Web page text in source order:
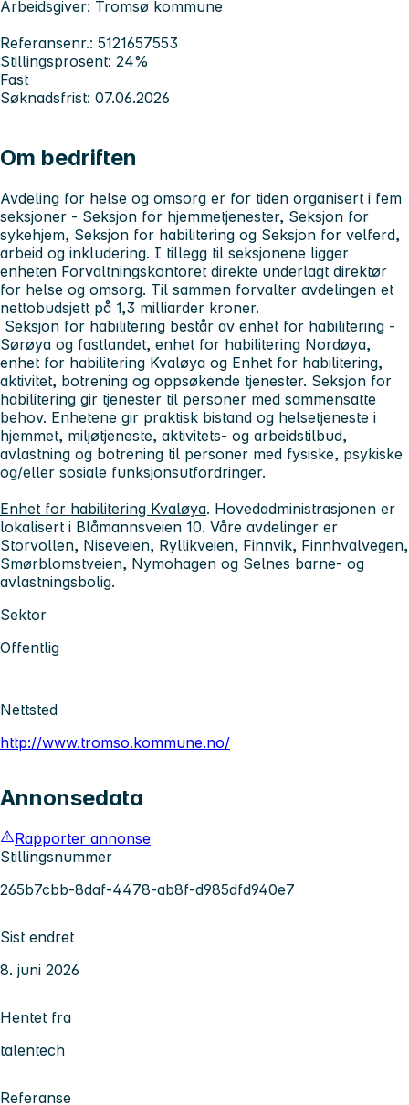
Arbeidsgiver: Tromsø kommune
Referansenr.: 5121657553
Stillingsprosent: 24%
Fast
Søknadsfrist: 07.06.2026
Om bedriften
Avdeling for helse og omsorg er for tiden organisert i fem
seksjoner - Seksjon for hjemmetjenester, Seksjon for
sykehjem, Seksjon for habilitering og Seksjon for velferd,
arbeid og inkludering. I tillegg til seksjonene ligger
enheten Forvaltningskontoret direkte underlagt direktør
for helse og omsorg. Til sammen forvalter avdelingen et
nettobudsjett på 1,3 milliarder kroner.
Seksjon for habilitering består av enhet for habilitering -
Sørøya og fastlandet, enhet for habilitering Nordøya,
enhet for habilitering Kvaløya og Enhet for habilitering,
aktivitet, botrening og oppsøkende tjenester. Seksjon for
habilitering gir tjenester til personer med sammensatte
behov. Enhetene gir praktisk bistand og helsetjeneste i
hjemmet, miljøtjeneste, aktivitets- og arbeidstilbud,
avlastning og botrening til personer med fysiske, psykiske
og/eller sosiale funksjonsutfordringer.
Enhet for habilitering Kvaløya. Hovedadministrasjonen er
lokalisert i Blåmannsveien 10. Våre avdelinger er
Storvollen, Niseveien, Ryllikveien, Finnvik, Finnhvalvegen,
Smørblomstveien, Nymohagen og Selnes barne- og
avlastningsbolig.
Sektor
Offentlig
Nettsted
http://www.tromso.kommune.no/
Annonsedata
Rapporter annonse
Stillingsnummer
265b7cbb-8daf-4478-ab8f-d985dfd940e7
Sist endret
8. juni 2026
Hentet fra
talentech
Referanse